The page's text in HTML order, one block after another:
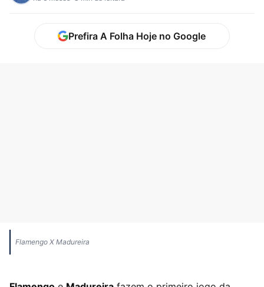
Prefira A Folha Hoje no Google
Flamengo X Madureira